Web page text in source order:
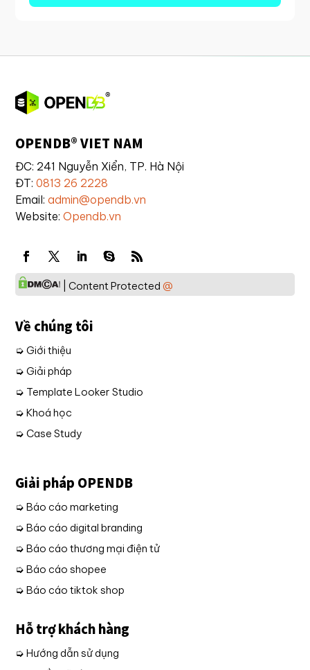
OPENDB® VIET NAM
ĐC: 241 Nguyễn Xiển, TP. Hà Nội
ĐT:0813 26 2228
Email:admin@opendb.vn
Website:Opendb.vn
| Content Protected@
Về chúng tôi
➭ Giới thiệu
➭ Giải pháp
➭ Template Looker Studio
➭ Khoá học
➭ Case Study
Giải pháp OPENDB
➭ Báo cáo marketing
➭ Báo cáo digital branding
➭ Báo cáo thương mại điện tử
➭ Báo cáo shopee
➭ Báo cáo tiktok shop
Hỗ trợ khách hàng
➭ Hướng dẫn sử dụng